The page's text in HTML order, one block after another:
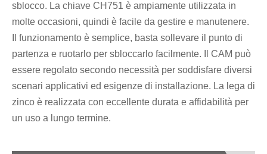
sblocco. La chiave CH751 è ampiamente utilizzata in
molte occasioni, quindi è facile da gestire e manutenere.
Il funzionamento è semplice, basta sollevare il punto di
partenza e ruotarlo per sbloccarlo facilmente. Il CAM può
essere regolato secondo necessità per soddisfare diversi
scenari applicativi ed esigenze di installazione. La lega di
zinco è realizzata con eccellente durata e affidabilità per
un uso a lungo termine.